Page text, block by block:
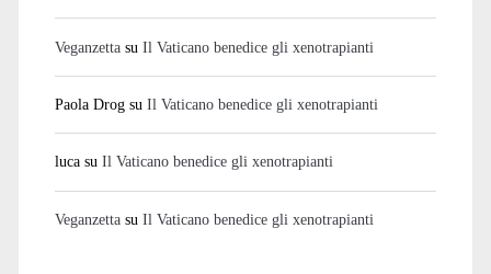
Veganzettasu Il Vaticano benedice gli xenotrapianti
Paola Drogsu Il Vaticano benedice gli xenotrapianti
lucasu Il Vaticano benedice gli xenotrapianti
Veganzettasu Il Vaticano benedice gli xenotrapianti